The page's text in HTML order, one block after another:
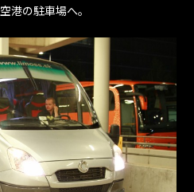
港の駐車場へ。